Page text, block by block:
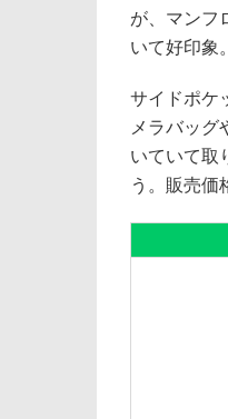
が、マンフ
いて好印象
サイドポケ
メラバッグ
いていて取
う。販売価